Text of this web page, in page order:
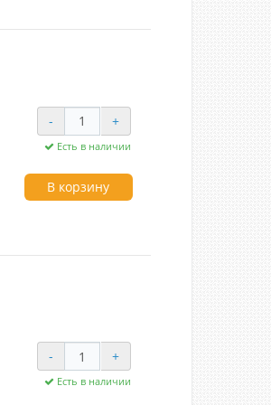
- +
Есть в наличии
В корзину
- +
Есть в наличии